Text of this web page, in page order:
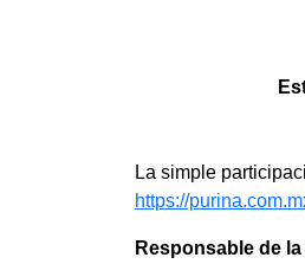
La simple
https://
Responsable de